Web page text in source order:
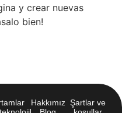
y crear nuevas
bien!
HakkımızdaŞartlar ve